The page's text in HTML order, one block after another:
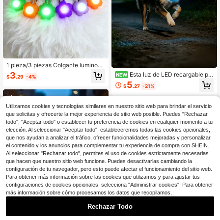
1 pieza/3 piezas Colgante luminoso
con forma de flor/corazón para mas
cotas, accesorio de collar de noctur
os y perros
$3.29 -4% NEW Esta luz de LED recargable par
a perros es perfecta para paseos no
cturnos. Se puede enganchar a un
collar, arnés o correa, proporcionan
gua y viene con un puerto USB-C.
$5.27 -21%
Ahorro de $84.00
Cámaras de vigilancia inalám
bricas Full HD de 5 MP (4 unidades)
1
Utilizamos cookies y tecnologías similares en nuestro sitio web para brindar el servicio
que solicitas y ofrecerte la mejor experiencia de sitio web posible. Puedes "Rechazar
todo", "Aceptar todo" o establecer tu preferencia de cookies en cualquier momento a tu
elección. Al seleccionar "Aceptar todo", estableceremos todas las cookies opcionales,
que nos ayudan a analizar el tráfico, ofrecer funcionalidades mejoradas y personalizar
el contenido y los anuncios para complementar tu experiencia de compra con SHEIN.
Al seleccionar "Rechazar todo", permites el uso de cookies estrictamente necesarias
que hacen que nuestro sitio web funcione. Puedes desactivarlas cambiando la
configuración de tu navegador, pero esto puede afectar el funcionamiento del sitio web.
Para obtener más información sobre las cookies que utilizamos y para ajustar tus
configuraciones de cookies opcionales, selecciona "Administrar cookies". Para obtener
más información sobre cómo procesamos los datos que recopilamos,
Rechazar Todo